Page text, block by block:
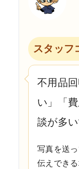
スタッフ
不用品
い」「
談が多い
写真を送
伝えでき